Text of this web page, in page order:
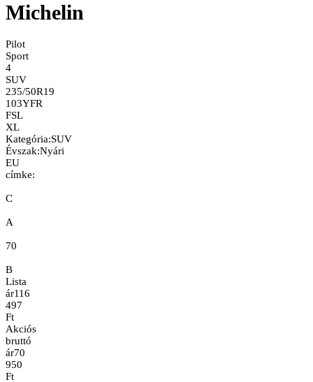
Michelin
Pilot
Sport
4
SUV
235/50R19
103YFR
FSL
XL
Kategória:SUV
Évszak:Nyári
EU
címke:
C
A
70
B
Lista
ár116
497
Ft
Akciós
bruttó
ár70
950
Ft